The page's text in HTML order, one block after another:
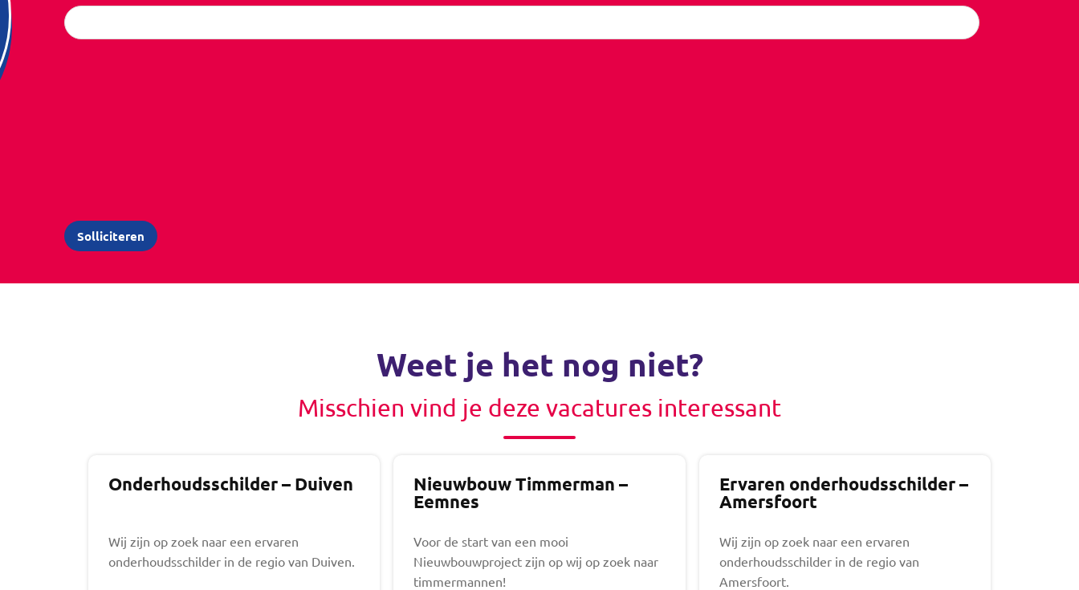
Weet je het nog niet?
Misschien vind je deze vacatures interessant
Onderhoudsschilder – Duiven
Wij zijn op zoek naar een ervaren
onderhoudsschilder in de regio van Duiven.
Nieuwbouw Timmerman –
Eemnes
Voor de start van een mooi
Nieuwbouwproject zijn op wij op zoek naar
timmermannen!
Ervaren onderhoudsschilder –
Amersfoort
Wij zijn op zoek naar een ervaren
onderhoudsschilder in de regio van
Amersfoort.